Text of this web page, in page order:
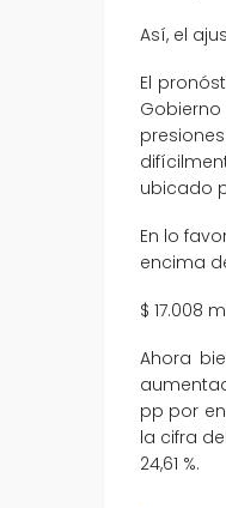
Así, el
El
ubicado
En lo
encima
$ 17.008
Ahora
pp por
la cifra
24,61 %.